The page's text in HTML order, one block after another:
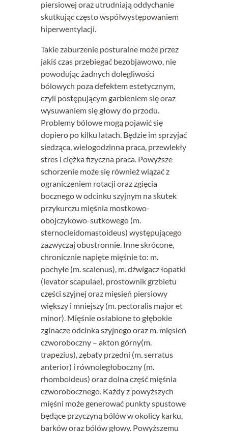
piersiowej oraz utrudniają oddychanie
skutkując często współwystępowaniem
hiperwentylacji.
Takie zaburzenie posturalne może przez
jakiś czas przebiegać bezobjawowo, nie
powodując żadnych dolegliwości
bólowych poza defektem estetycznym,
czyli postępującym garbieniem się oraz
wysuwaniem się głowy do przodu.
Problemy bólowe mogą pojawić się
dopiero po kilku latach. Będzie im sprzyjać
siedząca, wielogodzinna praca, przewlekły
stres i ciężka fizyczna praca. Powyższe
schorzenie może się również wiązać z
ograniczeniem rotacji oraz zgięcia
bocznego w odcinku szyjnym na skutek
przykurczu mięśnia mostkowo-
obojczykowo-sutkowego (m.
sternocleidomastoideus) występującego
zazwyczaj obustronnie. Inne skrócone,
chronicznie napięte mięśnie to: m.
pochyłe (m. scalenus), m. dźwigacz łopatki
(levator scapulae), prostownik grzbietu
części szyjnej oraz mięsień piersiowy
większy i mniejszy (m. pectoralis major et
minor). Mięśnie osłabione to głębokie
zginacze odcinka szyjnego oraz m. mięsień
czworoboczny – akton górny(m.
trapezius), zębaty przedni (m. serratus
anterior) i równoległoboczny (m.
rhomboideus) oraz dolna część mięśnia
czworobocznego. Każdy z powyższych
mięśni może generować punkty spustowe
będące przyczyną bólów w okolicy karku,
barków oraz bólów głowy. Powyższemu